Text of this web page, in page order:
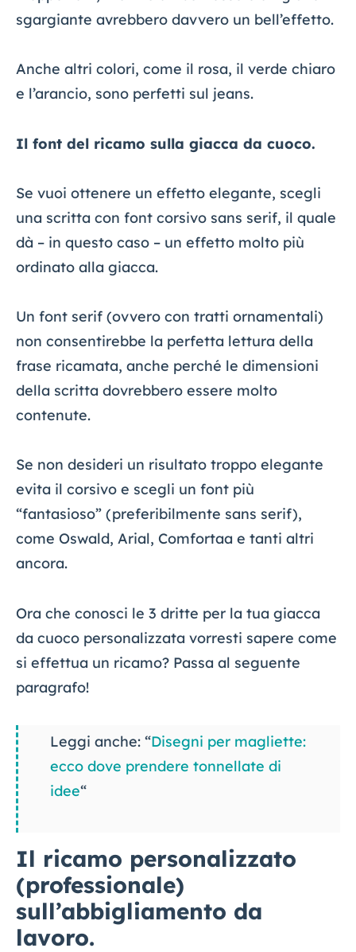
sgargiante avrebbero davvero un bell’effetto.
Anche altri colori, come il rosa, il verde chiaro
e l’arancio, sono perfetti sul jeans.
Il font del ricamo sulla giacca da cuoco.
Se vuoi ottenere un effetto elegante, scegli
una scritta con font corsivo sans serif, il quale
dà – in questo caso – un effetto molto più
ordinato alla giacca.
Un font serif (ovvero con tratti ornamentali)
non consentirebbe la perfetta lettura della
frase ricamata, anche perché le dimensioni
della scritta dovrebbero essere molto
contenute.
Se non desideri un risultato troppo elegante
evita il corsivo e scegli un font più
“fantasioso” (preferibilmente sans serif),
come Oswald, Arial, Comfortaa e tanti altri
ancora.
Ora che conosci le 3 dritte per la tua giacca
da cuoco personalizzata vorresti sapere come
si effettua un ricamo? Passa al seguente
paragrafo!
Leggi anche: “Disegni per magliette:
ecco dove prendere tonnellate di
idee“
Il ricamo personalizzato
(professionale)
sull’abbigliamento da
lavoro.